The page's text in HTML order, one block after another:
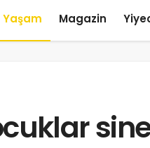
Yaşam Magazin